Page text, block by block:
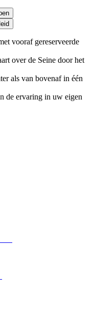
vooraf gereserveerde
over de Seine door het
als van bovenaf in één
de ervaring in uw eigen